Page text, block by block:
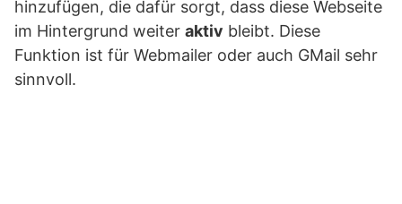
hinzufügen, die dafür sorgt, dass diese Webseite
im Hintergrund weiter aktiv bleibt. Diese
Funktion ist für Webmailer oder auch GMail sehr
sinnvoll.